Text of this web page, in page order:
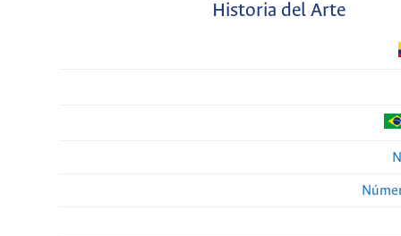
Historia del Arte